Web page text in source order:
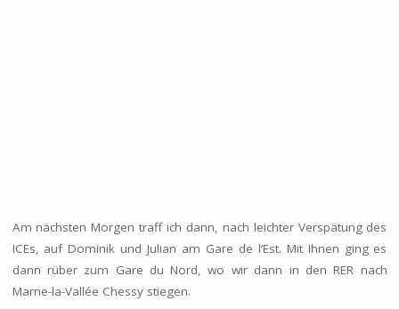
Am nächsten Morgen traff ich dann, nach leichter Verspätung des
ICEs, auf Dominik und Julian am Gare de l’Est. Mit Ihnen ging es
dann rüber zum Gare du Nord, wo wir dann in den RER nach
Marne-la-Vallée Chessy stiegen.